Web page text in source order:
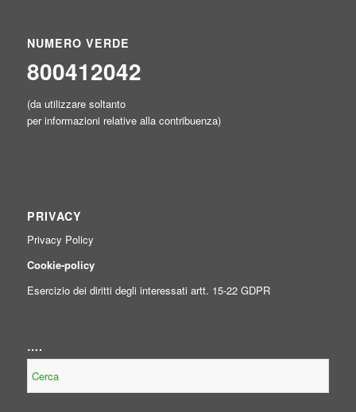
NUMERO VERDE
800412042
(da utilizzare soltanto
per informazioni relative alla contribuenza)
PRIVACY
Privacy Policy
Cookie-policy
Esercizio dei diritti degli interessati artt. 15-22 GDPR
….